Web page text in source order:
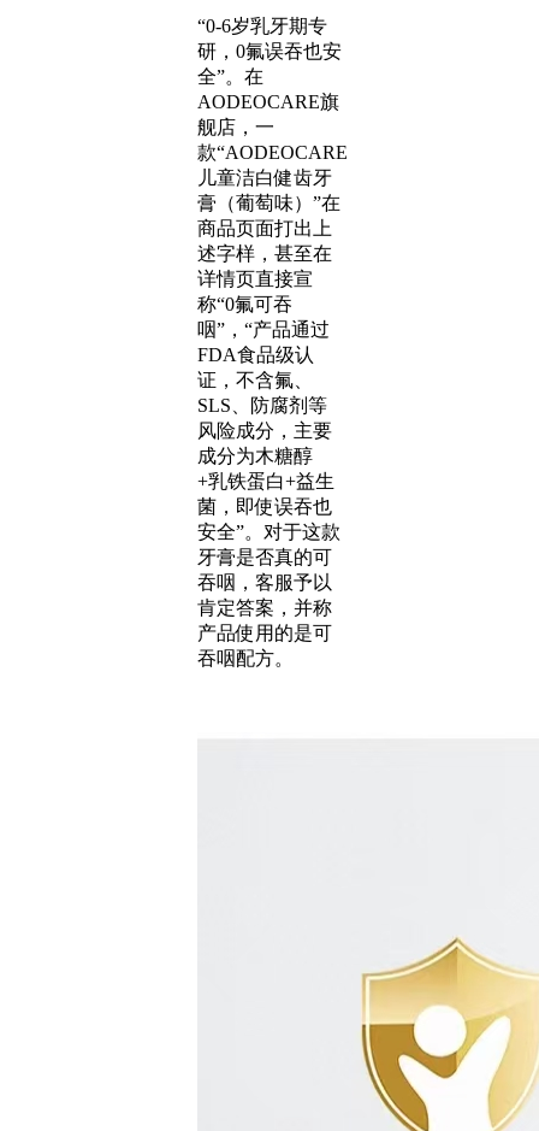
“0-6岁乳牙期专
研，0氟误吞也安
全”。在
AODEOCARE旗
舰店，一
款“AODEOCARE
儿童洁白健齿牙
膏（葡萄味）”在
商品页面打出上
述字样，甚至在
详情页直接宣
称“0氟可吞
咽”，“产品通过
FDA食品级认
证，不含氟、
SLS、防腐剂等
风险成分，主要
成分为木糖醇
+乳铁蛋白+益生
菌，即使误吞也
安全”。对于这款
牙膏是否真的可
吞咽，客服予以
肯定答案，并称
产品使用的是可
吞咽配方。